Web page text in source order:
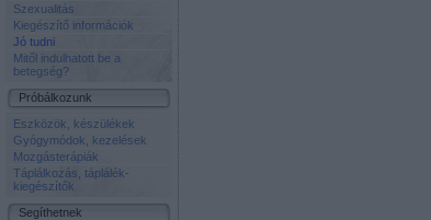
Szexualitás
Kiegészítő információk
Jó tudni
Mitől indulhatott be a
betegség?
Próbálkozunk
Eszközök, készülékek
Gyógymódok, kezelések
Mozgásterápiák
Táplálkozás, táplálék-
kiegészítők
Segíthetnek